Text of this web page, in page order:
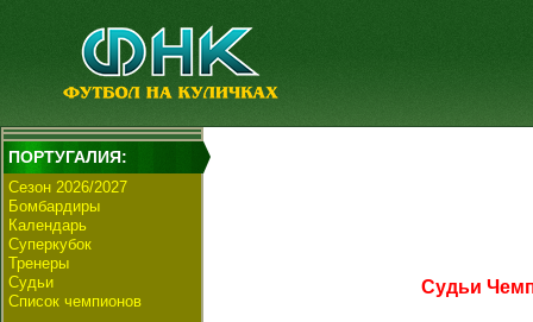
ПОРТУГАЛИЯ:
Сезон 2026/2027
Бомбардиры
Календарь
Суперкубок
Тренеры
Судьи
Список чемпионов
Судьи